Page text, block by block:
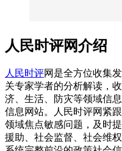
人民时评网介绍
人民时评网是全方位收集
关专家学者的分析解读，
济、生活、防灾等领域信
信息网站。人民时评网紧
领域焦点敏感问题，及时
援助、社会监督、社会维